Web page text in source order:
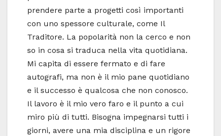
prendere parte a progetti così importanti
con uno spessore culturale, come Il
Traditore. La popolarità non la cerco e non
so in cosa si traduca nella vita quotidiana.
Mi capita di essere fermato e di fare
autografi, ma non è il mio pane quotidiano
e il successo è qualcosa che non conosco.
Il lavoro è il mio vero faro e il punto a cui
miro più di tutti. Bisogna impegnarsi tutti i
giorni, avere una mia disciplina e un rigore